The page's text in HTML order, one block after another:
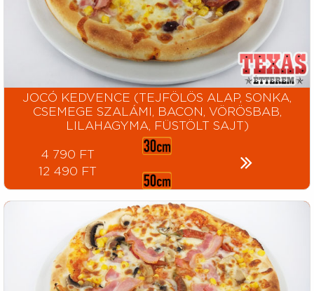
JOCÓ KEDVENCE (TEJFÖLÖS ALAP, SONKA,
CSEMEGE SZALÁMI, BACON, VÖRÖSBAB,
LILAHAGYMA, FÜSTÖLT SAJT)
4 790 FT
12 490 FT